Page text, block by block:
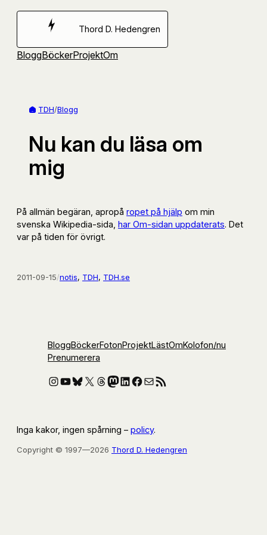
Hoppa
Thord D. Hedengren
BloggBöckerProjektOm
TDH/Blogg
Nu kan du läsa om
mig
På allmän begäran, apropå ropet på hjälp om min
svenska Wikipedia-sida, har Om-sidan uppdaterats. Det
var på tiden för övrigt.
2011-09-15/notis, TDH, TDH.se
BloggBöckerFotonProjektLästOmKolofon/nu
Prenumerera
Instagram
YouTube
Bluesky
X Threads
Mastodon
LinkedIn
Facebook
E-postRSS-flöde
Inga kakor, ingen spårning – policy.
Copyright © 1997—2026 Thord D. Hedengren